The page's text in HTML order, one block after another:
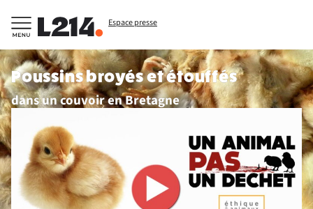
Espace presse
Poussins broyés et étouffés
dans un couvoir en Bretagne